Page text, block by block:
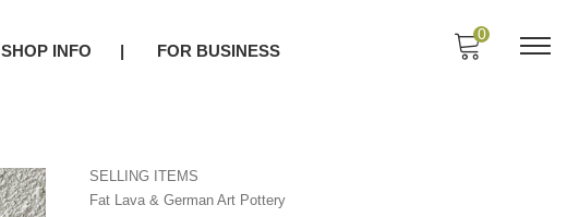
SHOP INFO FOR BUSINESS
0
SELLING ITEMS
Fat Lava & German Art Pottery